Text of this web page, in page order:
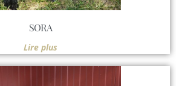
SORA
Lire plus